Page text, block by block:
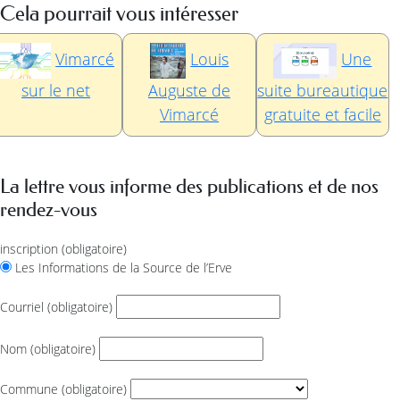
Cela pourrait vous intéresser
Vimarcé
sur le net
Louis
Auguste de
Vimarcé
Une
suite bureautique
gratuite et facile
La lettre vous informe des publications et de nos
rendez-vous
inscription (obligatoire)
Les Informations de la Source de l’Erve
Courriel (obligatoire)
Nom (obligatoire)
Commune (obligatoire)